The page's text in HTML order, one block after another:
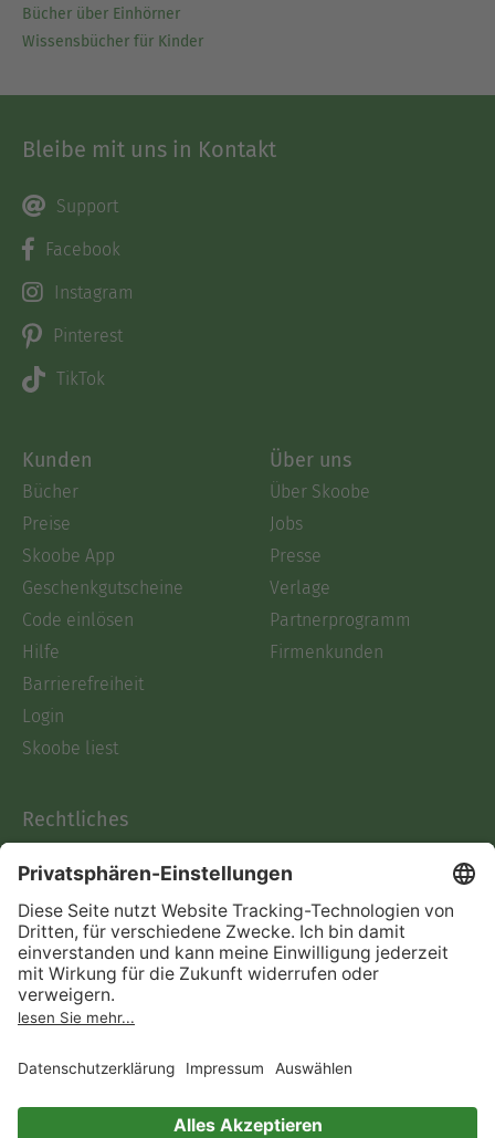
Bücher über Einhörner
Wissensbücher für Kinder
Bleibe mit uns in Kontakt
Support
Facebook
Instagram
Pinterest
TikTok
Kunden
Bücher
Preise
Skoobe App
Geschenkgutscheine
Code einlösen
Hilfe
Barrierefreiheit
Login
Skoobe liest
Über uns
Über Skoobe
Jobs
Presse
Verlage
Partnerprogramm
Firmenkunden
Rechtliches
AGB
Informationen nach Data
Act
Verträge hier kündigen
Impressum